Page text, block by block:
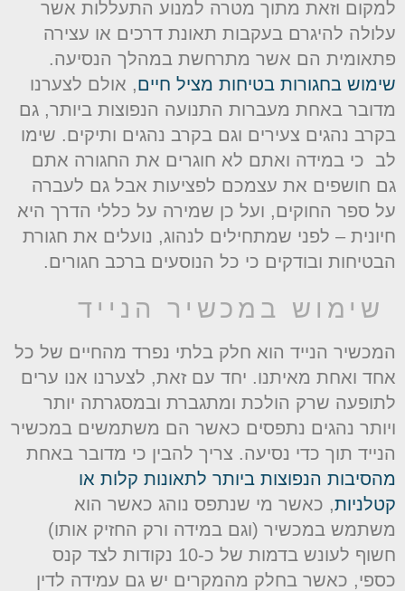
וזאת מתוך מטרה למנוע התעללות אשר
להיגרם בעקבות תאונת דרכים או עצירה
הם אשר מתרחשת במהלך הנסיעה.
בחגורות בטיחות מציל חיים, אולם לצערנו
באחת מעברות התנועה הנפוצות ביותר, גם
נהגים צעירים וגם בקרב נהגים ותיקים. שימו
כי במידה ואתם לא חוגרים את החגורה אתם
חושפים את עצמכם לפציעות אבל גם לעברה
ספר החוקים, ועל כן שמירה על כללי הדרך היא
– לפני שמתחילים לנהוג, נועלים את חגורת
ובודקים כי כל הנוסעים ברכב חגורים.
במכשיר הנייד
הנייד הוא חלק בלתי נפרד מהחיים של כל
ואחת מאיתנו. יחד עם זאת, לצערנו אנו ערים
שרק הולכת ומתגברת ובמסגרתה יותר
נהגים נתפסים כאשר הם משתמשים במכשיר
תוך כדי נסיעה. צריך להבין כי מדובר באחת
הנפוצות ביותר לתאונות קלות או
, כאשר מי שנתפס נוהג כאשר הוא
במכשיר (וגם במידה ורק החזיק אותו)
חשוף לעונש בדמות של כ-10 נקודות לצד קנס
כאשר בחלק מהמקרים יש גם עמידה לדין